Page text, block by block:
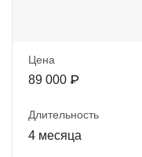
Цена
89 000 ₽
Длительность
4 месяца